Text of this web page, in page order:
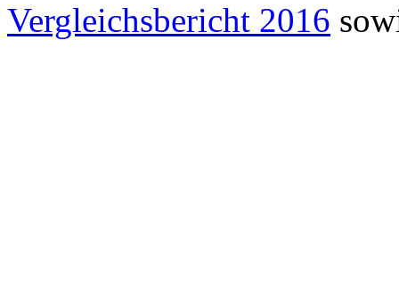
Vergleichsbericht 2016